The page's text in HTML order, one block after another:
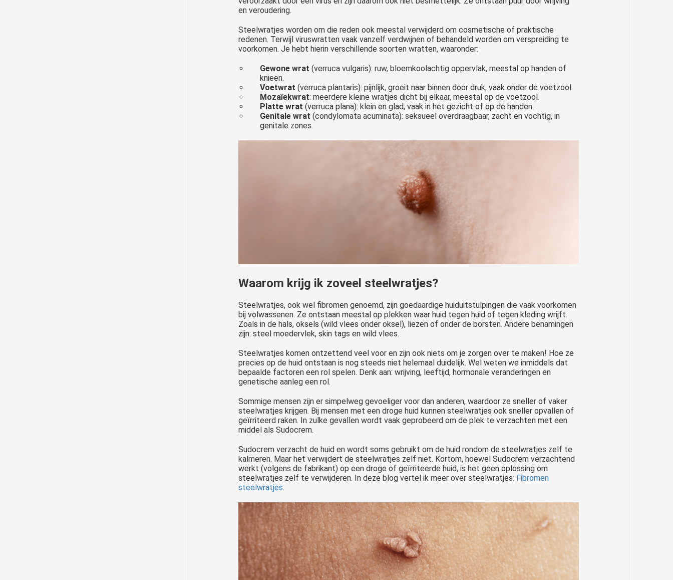
en veroudering.
Steelwratjes worden om die reden ook meestal verwijderd om cosmetische of praktische
redenen. Terwijl viruswratten vaak vanzelf verdwijnen of behandeld worden om verspreiding te
voorkomen. Je hebt hierin verschillende soorten wratten, waaronder:
Gewone wrat (verruca vulgaris): ruw, bloemkoolachtig oppervlak, meestal op handen of
knieën.
Voetwrat (verruca plantaris): pijnlijk, groeit naar binnen door druk, vaak onder de voetzool.
Mozaïekwrat: meerdere kleine wratjes dicht bij elkaar, meestal op de voetzool.
Platte wrat (verruca plana): klein en glad, vaak in het gezicht of op de handen.
Genitale wrat (condylomata acuminata): seksueel overdraagbaar, zacht en vochtig, in
genitale zones.
Waarom krijg ik zoveel steelwratjes?
Steelwratjes, ook wel fibromen genoemd, zijn goedaardige huiduitstulpingen die vaak voorkomen
bij volwassenen. Ze ontstaan meestal op plekken waar huid tegen huid of tegen kleding wrijft.
Zoals in de hals, oksels (wild vlees onder oksel), liezen of onder de borsten. Andere benamingen
zijn: steel moedervlek, skin tags en wild vlees.
Steelwratjes komen ontzettend veel voor en zijn ook niets om je zorgen over te maken! Hoe ze
precies op de huid ontstaan is nog steeds niet helemaal duidelijk. Wel weten we inmiddels dat
bepaalde factoren een rol spelen. Denk aan: wrijving, leeftijd, hormonale veranderingen en
genetische aanleg een rol.
Sommige mensen zijn er simpelweg gevoeliger voor dan anderen, waardoor ze sneller of vaker
steelwratjes krijgen. Bij mensen met een droge huid kunnen steelwratjes ook sneller opvallen of
geïrriteerd raken. In zulke gevallen wordt vaak geprobeerd om de plek te verzachten met een
middel als Sudocrem.
Sudocrem verzacht de huid en wordt soms gebruikt om de huid rondom de steelwratjes zelf te
kalmeren. Maar het verwijdert de steelwratjes zelf niet. Kortom, hoewel Sudocrem verzachtend
werkt (volgens de fabrikant) op een droge of geïrriteerde huid, is het geen oplossing om
steelwratjes zelf te verwijderen. In deze blog vertel ik meer over steelwratjes: Fibromen
steelwratjes.